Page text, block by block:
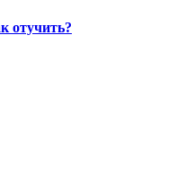
отучить?